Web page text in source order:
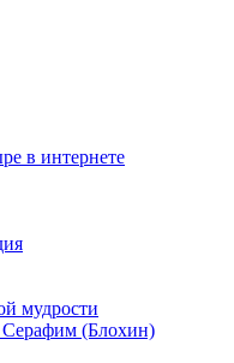
в интернете
мудрости
(Блохин)